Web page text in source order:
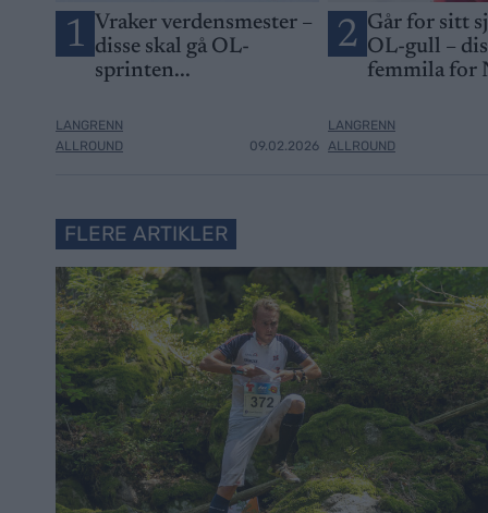
1 Vraker verdensmester –
disse skal gå OL-
sprinten...
LANGRENN
ALLROUND
09.02.2026
2 Går for sitt
OL-gull –
femmila for
LANGRENN
ALLROUND
FLERE ARTIKLER